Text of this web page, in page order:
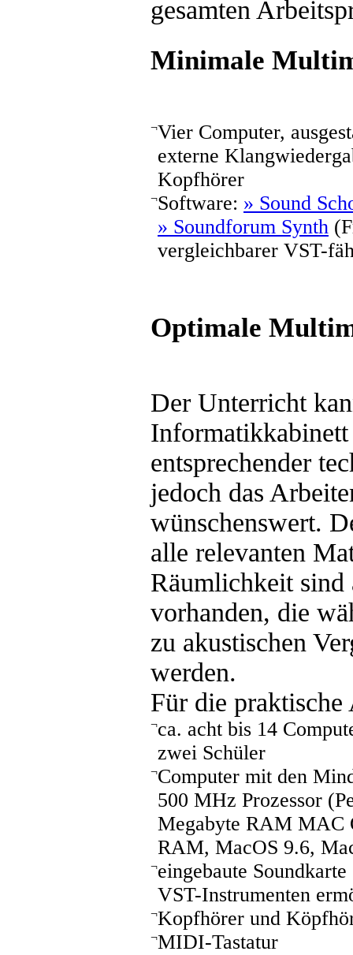
gesamten
Minimale
¬Vier Computer,
externe
Kopfhörer
¬Software: » Sound
» Soundforum Synth
vergleichbarer VST-
Optimale
Der Unterricht
entsprechender
jedoch das
wünschenswert.
alle relevanten
Räumlichkeit sind
vorhanden, die
zu akustischen
werden.
Für die
¬ca. acht bis 14
zwei Schüler
¬Computer mit den
500 MHz Prozessor
Megabyte RAM MAC
RAM, MacOS 9.6,
¬eingebaute
VST-Instrumenten
¬Kopfhörer und
¬MIDI-Tastatur